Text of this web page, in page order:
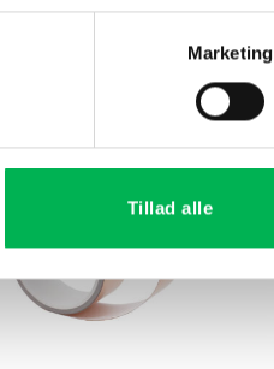
Marketing
Tillad alle
I…